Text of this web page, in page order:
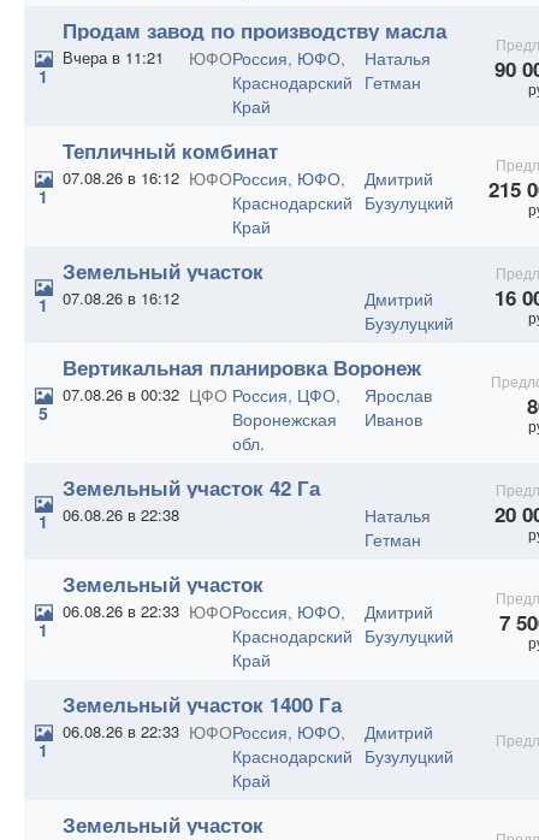
1
Продам завод по производству масла
90
Вчера в 11:21 ЮФОРоссия, ЮФО,
Краснодарский
Край
Наталья
Гетман
1
Тепличный комбинат
215
07.08.26 в 16:12 ЮФОРоссия, ЮФО,
Краснодарский
Край
Дмитрий
Бузулуцкий
1
Земельный участок
сельхозназначения 56 Га 16
07.08.26 в 16:12
Дмитрий
Бузулуцкий
5
Вертикальная планировка Воронеж
07.08.26 в 00:32 ЦФО Россия, ЦФО,
Воронежская
обл.
Ярослав
Иванов
1
Земельный участок 42 Га
20
06.08.26 в 22:38
Наталья
Гетман
1
Земельный участок
сельхозназначения 71 Га.
7
06.08.26 в 22:33 ЮФОРоссия, ЮФО,
Краснодарский
Край
Дмитрий
Бузулуцкий
1
Земельный участок 1400 Га
06.08.26 в 22:33 ЮФОРоссия, ЮФО,
Краснодарский
Край
Дмитрий
Бузулуцкий
Земельный участок